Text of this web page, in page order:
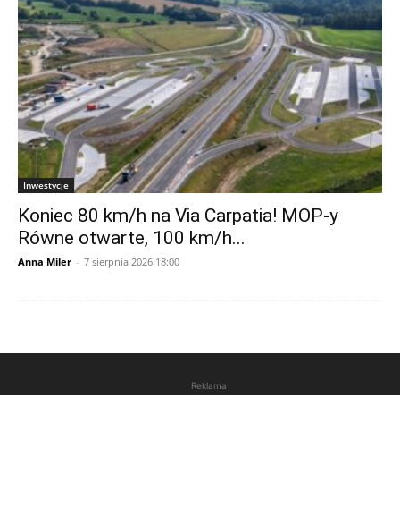
Inwestycje
Koniec 80 km/h na Via Carpatia! MOP-y
Równe otwarte, 100 km/h...
Anna Miler - 7 sierpnia 2026 18:00
Reklama